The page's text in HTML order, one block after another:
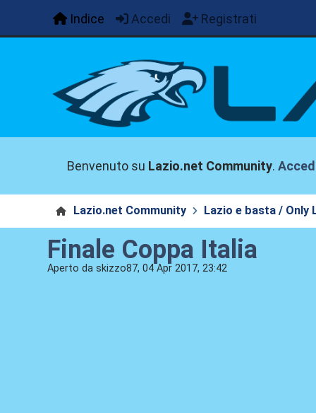
Indice Accedi Registrati
Benvenuto su Lazio.net Community.
Lazio.net Community Lazio e basta / Only
Finale Coppa Italia
Aperto da skizzo87, 04 Apr 2017, 23:42